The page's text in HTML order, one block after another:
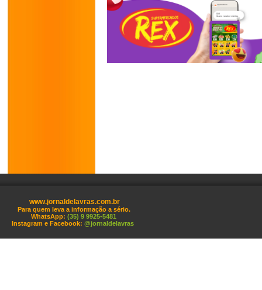
www.jornaldelavras.com.br
Para quem leva a informação a sério.
WhatsApp: (35) 9 9925-5481
Instagram e Facebook: @jornaldelavras